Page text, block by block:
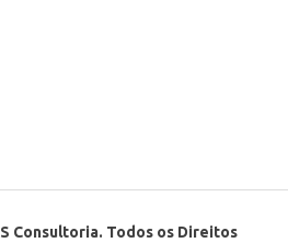
Consultoria. Todos os Direitos